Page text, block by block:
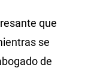
que
se
de